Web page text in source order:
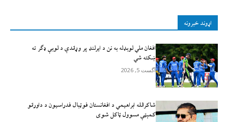
اړوند خبرونه
افغان ملي لوبډله به نن د ايرلنډ پر وړاندې د لوبې ډګر ته
ښکته شي
آگست 5, 2026
شاکرالله ابراهیمي د افغانستان فوټبال فدراسیون د داورانو
کمېټې مسوول ټاکل شوی